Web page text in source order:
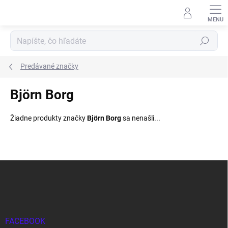
Hľadať
Predávané značky
Björn Borg
Žiadne produkty značkyBjörn Borgsa nenašli...
FACEBOOK